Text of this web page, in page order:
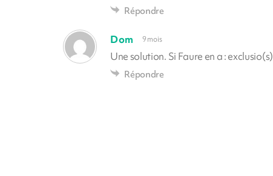
Répondre
Dom 9 mois
Une solution. Si Faure en a : exclusio(s)
Répondre